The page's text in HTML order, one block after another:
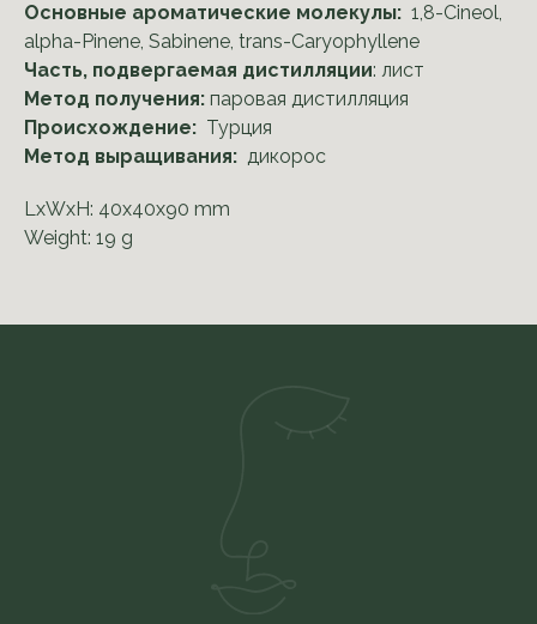
Основные ароматические молекулы: 1,8-Cineol,
alpha-Pinene, Sabinene, trans-Caryophyllene
Часть, подвергаемая дистилляции: лист
Метод получения: паровая дистилляция
Происхождение: Турция
Метод выращивания: дикорос
LxWxH: 40x40x90 mm
Weight: 19 g